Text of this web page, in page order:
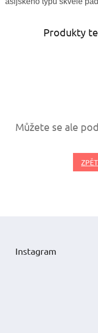
Produkty
Můžete se ale
Instagram